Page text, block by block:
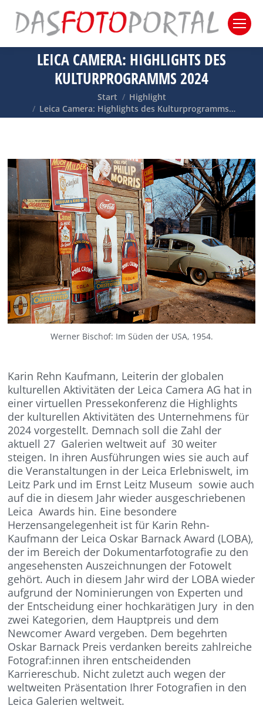
LEICA CAMERA: HIGHLIGHTS DES
KULTURPROGRAMMS 2024
Sie befinden sich hier:
Start
Highlight
Leica Camera: Highlights des Kulturprogramms…
Werner Bischof: Im Süden der USA, 1954.
Karin Rehn Kaufmann, Leiterin der globalen
kulturellen Aktivitäten der Leica Camera AG hat in
einer virtuellen Pressekonferenz die Highlights
der kulturellen Aktivitäten des Unternehmens für
2024 vorgestellt. Demnach soll die Zahl der
aktuell 27 Galerien weltweit auf 30 weiter
steigen. In ihren Ausführungen wies sie auch auf
die Veranstaltungen in der Leica Erlebniswelt, im
Leitz Park und im Ernst Leitz Museum sowie auch
auf die in diesem Jahr wieder ausgeschriebenen
Leica Awards hin. Eine besondere
Herzensangelegenheit ist für Karin Rehn-
Kaufmann der Leica Oskar Barnack Award (LOBA),
der im Bereich der Dokumentarfotografie zu den
angesehensten Auszeichnungen der Fotowelt
gehört. Auch in diesem Jahr wird der LOBA wieder
aufgrund der Nominierungen von Experten und
der Entscheidung einer hochkarätigen Jury in den
zwei Kategorien, dem Hauptpreis und dem
Newcomer Award vergeben. Dem begehrten
Oskar Barnack Preis verdanken bereits zahlreiche
Fotograf:innen ihren entscheidenden
Karriereschub. Nicht zuletzt auch wegen der
weltweiten Präsentation Ihrer Fotografien in den
Leica Galerien weltweit.